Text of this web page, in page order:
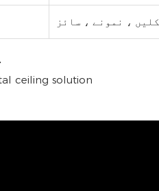
، نمونے ، سائز